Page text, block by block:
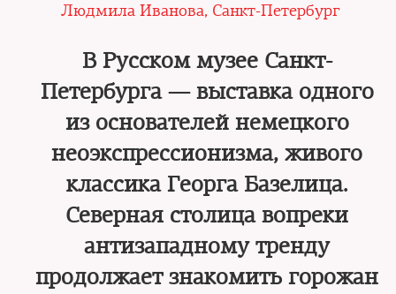
Людмила Иванова, Санкт-Петербург
В Русском музее Санкт-
Петербурга — выставка одного
из основателей немецкого
неоэкспрессионизма, живого
классика Георга Базелица.
Северная столица вопреки
антизападному тренду
продолжает знакомить горожан